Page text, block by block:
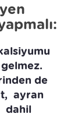
de
ayran
dahil